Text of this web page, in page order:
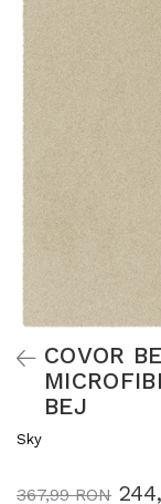
COVOR
BEJ
Sky
367,99 RON